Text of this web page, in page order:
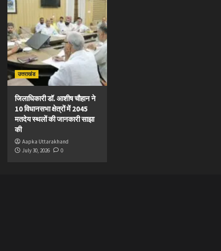
उत्तराखंड
जिलाधिकारी डॉ. आशीष चौहान ने
10 विधानसभा क्षेत्रों में 2045
मतदेय स्थलों की जानकारी साझा
की
Aapka Uttarakhand
July 30, 2026
0